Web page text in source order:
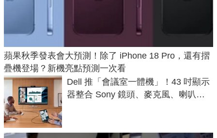
蘋果秋季發表會大預測！除了 iPhone 18 Pro，還有摺
疊機登場？新機亮點預測一次看
Dell 推「會議室一體機」！43 吋顯示
器整合 Sony 鏡頭、麥克風、喇叭，